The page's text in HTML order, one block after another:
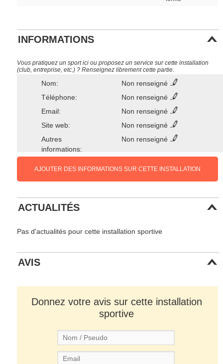
INFORMATIONS
Vous pratiquez un sport ici ou proposez un service sur cette installation
(club, entreprise, etc.) ? Renseignez librement cette partie.
Nom:
Non renseigné
Téléphone:
Non renseigné
Email:
Non renseigné
Site web:
Non renseigné
Autres
informations:
Non renseigné
AJOUTER DES INFORMATIONS SUR CETTE INSTALLATION
ACTUALITÉS
Pas d'actualités pour cette installation sportive
AVIS
Donnez votre avis sur cette installation
sportive